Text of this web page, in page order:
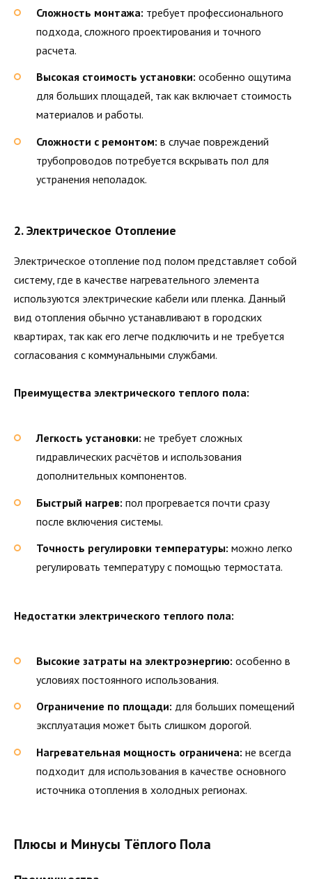
Сложность монтажа: требует профессионального
подхода, сложного проектирования и точного
расчета.
Высокая стоимость установки: особенно ощутима
для больших площадей, так как включает стоимость
материалов и работы.
Сложности с ремонтом: в случае повреждений
трубопроводов потребуется вскрывать пол для
устранения неполадок.
2. Электрическое Отопление
Электрическое отопление под полом представляет собой
систему, где в качестве нагревательного элемента
используются электрические кабели или пленка. Данный
вид отопления обычно устанавливают в городских
квартирах, так как его легче подключить и не требуется
согласования с коммунальными службами.
Преимущества электрического теплого пола:
Легкость установки: не требует сложных
гидравлических расчётов и использования
дополнительных компонентов.
Быстрый нагрев: пол прогревается почти сразу
после включения системы.
Точность регулировки температуры: можно легко
регулировать температуру с помощью термостата.
Недостатки электрического теплого пола:
Высокие затраты на электроэнергию: особенно в
условиях постоянного использования.
Ограничение по площади: для больших помещений
эксплуатация может быть слишком дорогой.
Нагревательная мощность ограничена: не всегда
подходит для использования в качестве основного
источника отопления в холодных регионах.
Плюсы и Минусы Тёплого Пола